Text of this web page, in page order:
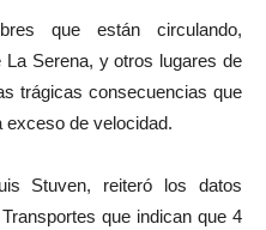
que están circulando,
Serena, y otros lugares de
trágicas consecuencias que
exceso de velocidad.
Stuven, reiteró los datos
que indican que 4